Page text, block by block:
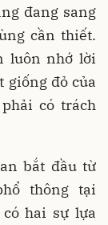
đang sang
cần thiết.
luôn nhớ lời
giống đỏ của
có trách
bắt đầu từ
thông tại
hai sự lựa